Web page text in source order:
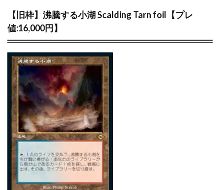
【旧枠】沸騰する小湖 Scalding Tarn foil【プレ
値:16,000円】
遊戯王デュエルモンスターズ ミレニアムシーンズ
釣り
長場雄 閃刀姫
青眼の白龍
青眼の白龍 シークレットレア SPECIAL BLUE Ver.
高額な理由
高額カード
高額スリーブ
高額ランキング
高騰カード
魔妖 黒炎の支配者
検索